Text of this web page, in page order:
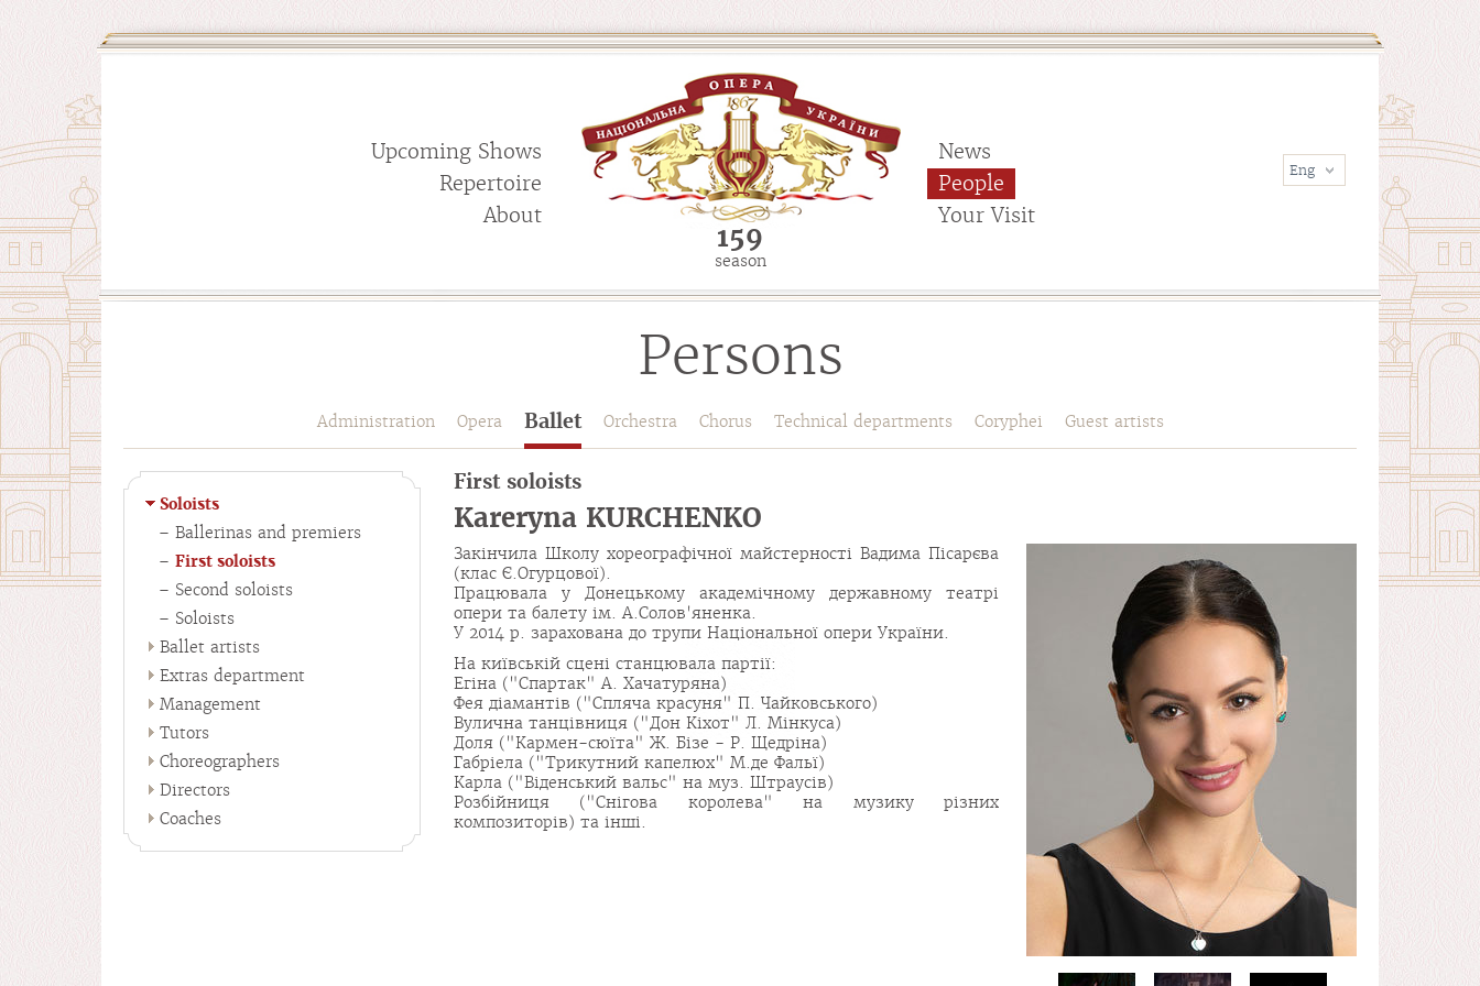
Upcoming Shows
Repertoire
About
News
People
Your Visit
159
season
Persons
Administration Opera Ballet Orchestra Chorus Technical departments Coryphei Guest artists
Soloists
Ballerinas and premiers
First soloists
Second soloists
Soloists
Ballet artists
Extras department
Management
Tutors
Choreographers
Directors
Coaches
First soloists
Kareryna KURCHENKO
Закінчила Школу хореографічної майстерності Вадима Пісарєва
(клас Є.Огурцової).
Працювала у Донецькому академічному державному театрі
опери та балету ім. А.Солов'яненка.
У 2014 р. зарахована до трупи Національної опери України.
На київській сцені станцювала партії:
Егіна ("Спартак" А. Хачатуряна)
Фея діамантів ("Спляча красуня" П. Чайковського)
Вулична танцівниця ("Дон Кіхот" Л. Мінкуса)
Доля ("Кармен-сюїта" Ж. Бізе - Р. Щедріна)
Габріела ("Трикутний капелюх" М.де Фальї)
Карла ("Віденський вальс" на муз. Штраусів)
Розбійниця ("Снігова королева" на музику різних
композиторів) та інші.